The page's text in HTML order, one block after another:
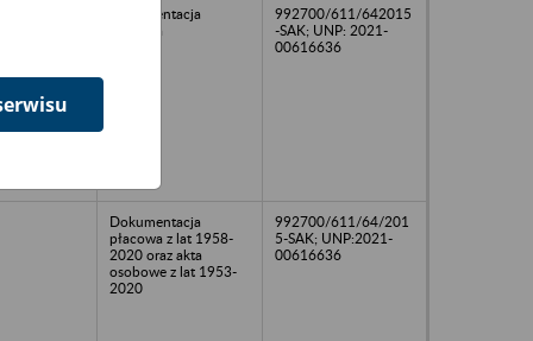
Dokumentacja
992700/611/642015
-SAK; UNP: 2021-
00616636
Dokumentacja
płacowa z lat 1958-
2020 oraz akta
osobowe z lat 1953-
2020
992700/611/64/201
5-SAK; UNP:2021-
00616636